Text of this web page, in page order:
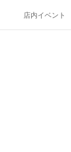
店内イベント